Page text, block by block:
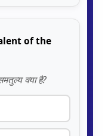
of the
क्या है?